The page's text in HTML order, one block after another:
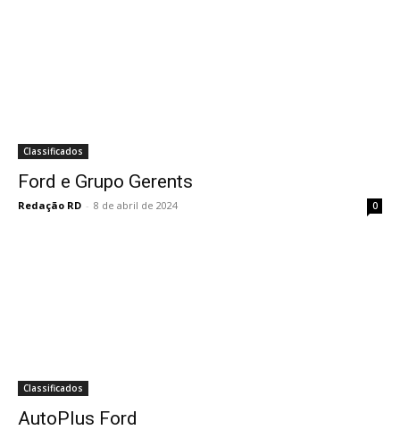
Classificados
Ford e Grupo Gerents
Redação RD - 8 de abril de 2024 0
Classificados
AutoPlus Ford